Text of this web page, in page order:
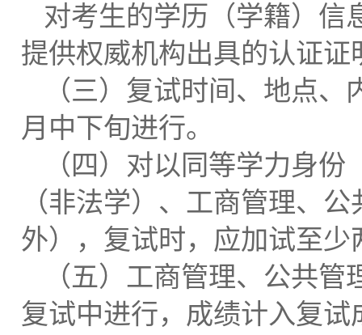
对考生的学历（学籍）信
提供权威机构出具的认证证
（三）复试时间、地点
月中下旬进行。
（四）对以同等学力身
（非法学）、工商管理、
外），复试时，应加试至
（五）工商管理、公共
复试中进行，成绩计入复试